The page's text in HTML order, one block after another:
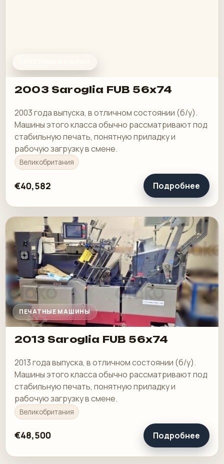
2003 Saroglia FUB 56x74
2003 года выпуска, в отличном состоянии (б/у).
Машины этого класса обычно рассматривают под
стабильную печать, понятную приладку и
рабочую загрузку в смене.
Великобритания
€40,582 Подробнее
ПЕЧАТНЫЕ МАШИНЫ
2013 Saroglia FUB 56x74
2013 года выпуска, в отличном состоянии (б/у).
Машины этого класса обычно рассматривают под
стабильную печать, понятную приладку и
рабочую загрузку в смене.
Великобритания
€48,500 Подробнее